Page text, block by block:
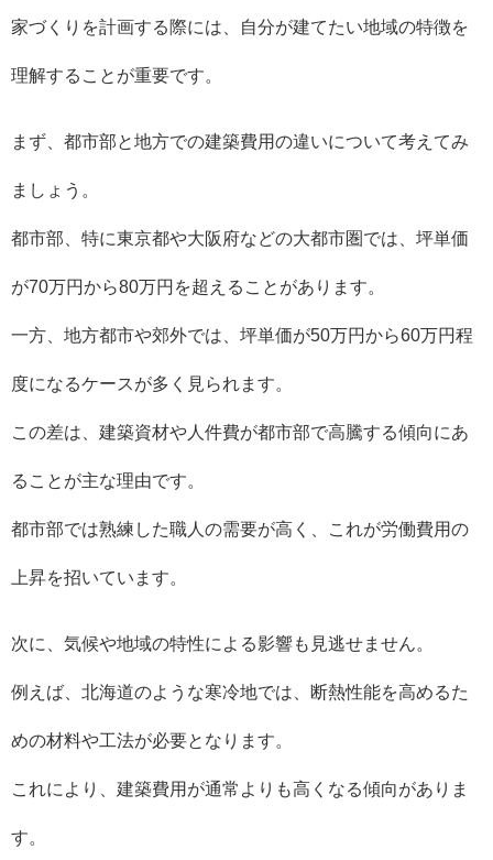
家づくりを計画する際には、自分が建てたい地域の特徴を
理解することが重要です。
まず、都市部と地方での建築費用の違いについて考えてみ
ましょう。
都市部、特に東京都や大阪府などの大都市圏では、坪単価
が70万円から80万円を超えることがあります。
一方、地方都市や郊外では、坪単価が50万円から60万円程
度になるケースが多く見られます。
この差は、建築資材や人件費が都市部で高騰する傾向にあ
ることが主な理由です。
都市部では熟練した職人の需要が高く、これが労働費用の
上昇を招いています。
次に、気候や地域の特性による影響も見逃せません。
例えば、北海道のような寒冷地では、断熱性能を高めるた
めの材料や工法が必要となります。
これにより、建築費用が通常よりも高くなる傾向がありま
す。